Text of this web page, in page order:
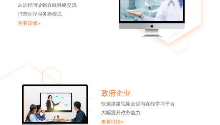
从远程问诊到在线科研交流
打造医疗服务新模式
查看详情>
政府企业
快速搭建视频会议与在线学习平台
大幅提升政务能力
查看详情>